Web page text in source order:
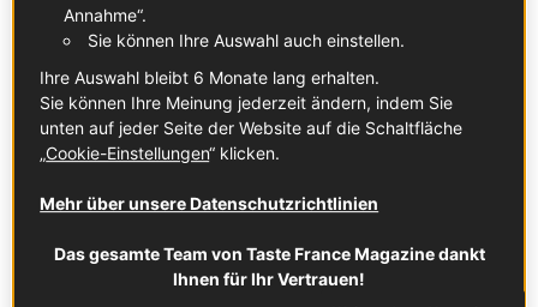
auf die Tische des Abendlandes. Die Zubereitung der
Konditoren vorbehalten, auch wenn dieser damals nicht
immer essbar war. Dennoch wurde diese
Zubereitungsform beibehalten. Zu Beginn des 18.
Teigmantel. Der Beginn einer neuen Geschichte, mit
Lebensmittelindustrie, die diese Delikatesse Anfang der
1980er-Jahre für sich beansprucht hat. Das ging so weit,
Annahme“.
Sie können Ihre Auswahl auch einstellen.
Ihre Auswahl bleibt 6 Monate lang erhalten.
Sie können Ihre Meinung jederzeit ändern, indem Sie
unten auf jeder Seite der Website auf die Schaltfläche
„Cookie-Einstellungen“ klicken.
Mehr über unsere Datenschutzrichtlinien
Das gesamte Team von Taste France Magazine dankt
Ihnen für Ihr Vertrauen!